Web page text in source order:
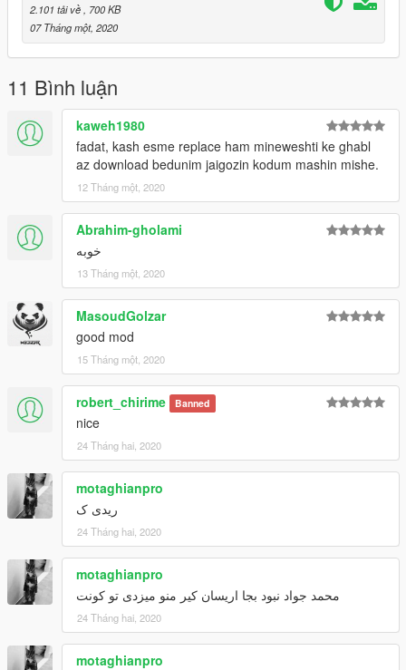
2.101 tải về
, 700 KB
07 Tháng một, 2020
11 Bình luận
kaweh1980
fadat, kash esme replace ham mineweshti ke ghabl
az download bedunim jaigozin kodum mashin mishe.
12 Tháng một, 2020
Abrahim-gholami
خوبه
13 Tháng một, 2020
MasoudGolzar
good mod
15 Tháng một, 2020
robert_chirime Banned
nice
24 Tháng hai, 2020
motaghianpro
ریدی ک
24 Tháng hai, 2020
motaghianpro
محمد جواد نبود بجا اریسان کیر منو میزدی تو کونت
24 Tháng hai, 2020
motaghianpro